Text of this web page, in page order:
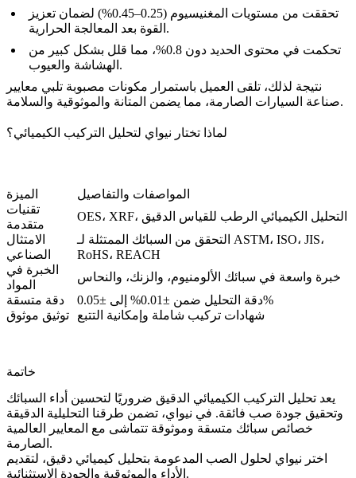
تحققت من مستويات المغنيسيوم (0.25–0.45%) لضمان تعزيز
القوة بعد المعالجة الحرارية.
تحكمت في محتوى الحديد دون 0.8%، مما قلل بشكل كبير من
الهشاشة والعيوب.
نتيجة لذلك، تلقى العميل باستمرار مكونات مصبوبة تلبي معايير
صناعة السيارات الصارمة، مما يضمن المتانة والموثوقية والسلامة.
لماذا تختار نيواي لتحليل التركيب الكيميائي؟
الميزة
المواصفات والتفاصيل
تقنيات
متقدمة
OES، XRF، التحليل الكيميائي الرطب للقياس الدقيق
الامتثال
الصناعي
التحقق من السبائك الممتثلة لـ ASTM، ISO، JIS،
RoHS، REACH
الخبرة في
المواد
خبرة واسعة في سبائك الألومنيوم، والزنك، والنحاس
دقة متسقة
دقة التحليل ضمن ±0.01% إلى ±0.05%
توثيق موثوق
شهادات تركيب شاملة وإمكانية التتبع
خاتمة
يعد تحليل التركيب الكيميائي الدقيق ضروريًا لتحسين أداء السبائك
وتحقيق جودة صب فائقة. في نيواي، تضمن طرقنا التحليلية الدقيقة
خصائص سبائك متسقة وموثوقة تتماشى مع المعايير العالمية
الصارمة.
اختر نيواي لحلول الصب المدعومة بتحليل كيميائي دقيق، لتقديم
الأداء والموثوقية والجودة الاستثنائية.